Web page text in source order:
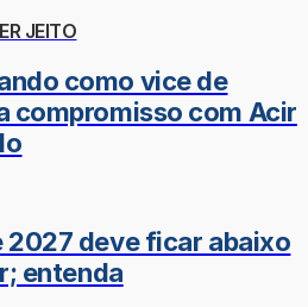
JEITO
como vice de
compromisso com Acir
2027 deve ficar abaixo
entenda